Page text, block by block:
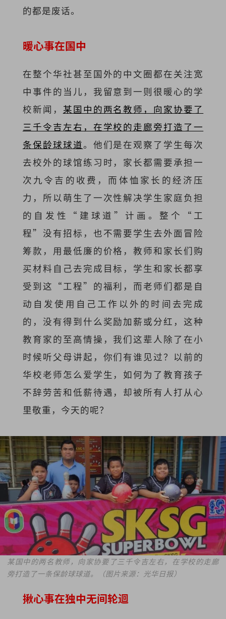
的都是废话。
暖心事在国中
在整个华社甚至国外的中文圈都在关注宽
中事件的当儿，我留意到一则很暖心的学
校新闻， 某国中的两名教师，向家协要了
三千令吉左右，在学校的走廊旁打造了一
条保龄球球道。他们是在观察了学生每次
去校外的球馆练习时，家长都需要承担一
次九令吉的收费，而体恤家长的经济压
力，所以萌生了一次性解决学生家庭负担
的自发性“建球道”计画。整个“工
程”没有招标，也不需要学生去外面冒险
筹款，用最低廉的价格，教师和家长们购
买材料自己去完成目标，学生和家长都享
受到这“工程”的福利，而老师们都是自
动自发使用自己工作以外的时间去完成
的，没有得到什么奖励加薪或分红，这种
教育家的至高情操，我们这辈人除了在小
时候听父母讲起，你们有谁见过？以前的
华校老师怎么爱学生，如何为了教育孩子
不辞劳苦和低薪待遇，却被所有人打从心
里敬重，今天的呢？
某国中的两名教师，向家协要了三千令吉左右，在学校的走廊
旁打造了一条保龄球球道。（图片来源：光华日报）
揪心事在独中无间轮迴